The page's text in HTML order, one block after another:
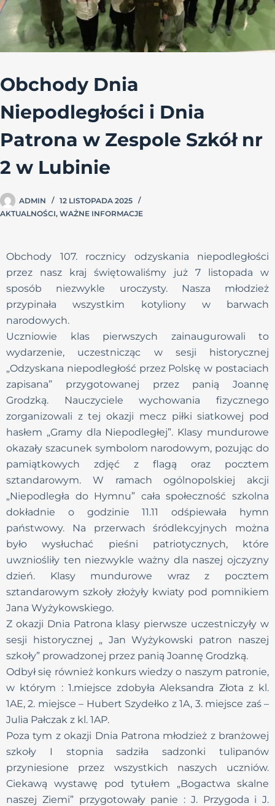
Obchody Dnia
Niepodległości i Dnia
Patrona w Zespole Szkół nr
2 w Lubinie
ADMIN
12 LISTOPADA 2025
AKTUALNOŚCI, WAŻNE INFORMACJE
Obchody 107. rocznicy odzyskania niepodległości
przez nasz kraj świętowaliśmy już 7 listopada w
sposób niezwykle uroczysty. Nasza młodzież
przypinała wszystkim kotyliony w barwach
narodowych.
Uczniowie klas pierwszych zainaugurowali to
wydarzenie, uczestnicząc w sesji historycznej
„Odzyskana niepodległość przez Polskę w postaciach
zapisana” przygotowanej przez panią Joannę
Grodzką. Nauczyciele wychowania fizycznego
zorganizowali z tej okazji mecz piłki siatkowej pod
hasłem „Gramy dla Niepodległej”. Klasy mundurowe
okazały szacunek symbolom narodowym, pozując do
pamiątkowych zdjęć z flagą oraz pocztem
sztandarowym. W ramach ogólnopolskiej akcji
„Niepodległa do Hymnu” cała społeczność szkolna
dokładnie o godzinie 11.11 odśpiewała hymn
państwowy. Na przerwach śródlekcyjnych można
było wysłuchać pieśni patriotycznych, które
uwzniośliły ten niezwykle ważny dla naszej ojczyzny
dzień. Klasy mundurowe wraz z pocztem
sztandarowym szkoły złożyły kwiaty pod pomnikiem
Jana Wyżykowskiego.
Z okazji Dnia Patrona klasy pierwsze uczestniczyły w
sesji historycznej „ Jan Wyżykowski patron naszej
szkoły” prowadzonej przez panią Joannę Grodzką.
Odbył się również konkurs wiedzy o naszym patronie,
w którym : 1.miejsce zdobyła Aleksandra Złota z kl.
1AE, 2. miejsce – Hubert Szydełko z 1A, 3. miejsce zaś –
Julia Pałczak z kl. 1AP.
Poza tym z okazji Dnia Patrona młodzież z branżowej
szkoły I stopnia sadziła sadzonki tulipanów
przyniesione przez wszystkich naszych uczniów.
Ciekawą wystawę pod tytułem „Bogactwa skalne
naszej Ziemi” przygotowały panie : J. Przygoda i J.